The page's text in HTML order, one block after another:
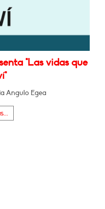
"Las vidas que
Angulo Egea